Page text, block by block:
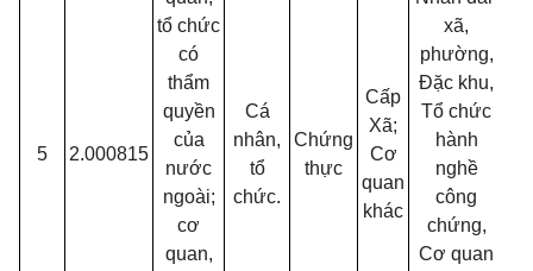
5 2.000815
tổ chức
có
thẩm
quyền
của
nước
ngoài;
cơ
quan,
Cá
nhân,
tổ
chức.
Chứng
thực
Cấp
Xã;
Cơ
quan
khác
xã,
phường,
Đặc khu,
Tổ chức
hành
nghề
công
chứng,
Cơ quan